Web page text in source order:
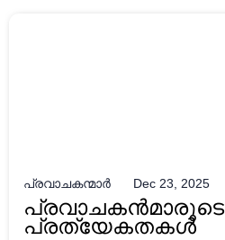
പ്രവാചകന്മാർ Dec 23, 2025
പ്രവാചകൻമാരുടെ
പ്രത്യേകതകൾ